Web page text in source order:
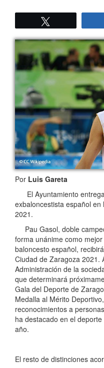
Por Luis Gareta
El Ayuntamiento
exbaloncestista español
2021.
Pau Gasol, doble
forma unánime como
baloncesto español,
Ciudad de Zaragoza 2021.
Administración de la
que determinará
Gala del Deporte de
Medalla al Mérito
reconocimientos a
ha destacado en el
año.
El resto de distinciones